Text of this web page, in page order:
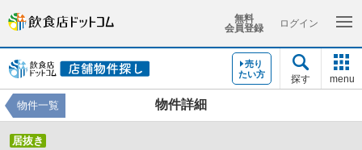
無料
会員登録
ログイン
売り
たい方
探す menu
物件詳細
物件一覧
居抜き